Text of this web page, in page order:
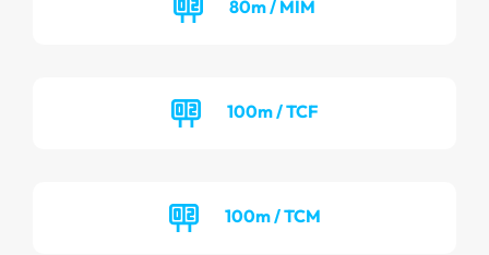
80m / MIM
100m / TCF
100m / TCM